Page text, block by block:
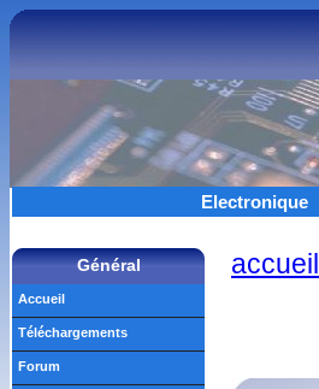
Electronique
accueil
Général
Accueil
Téléchargements
Forum